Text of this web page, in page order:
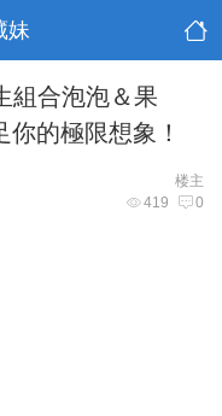
妹
組合泡泡＆果
的極限想象！
楼主
419 0